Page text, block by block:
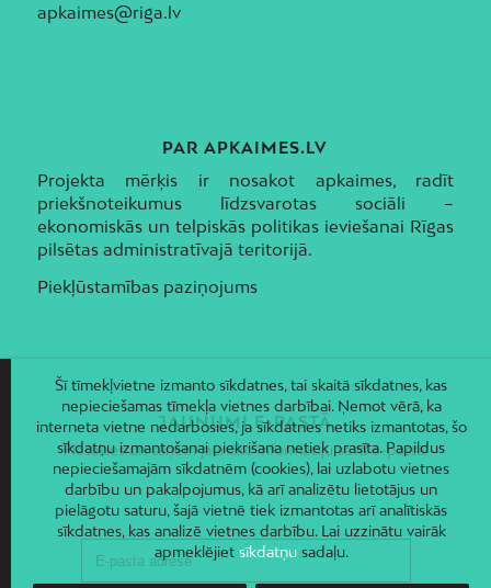
apkaimes@riga.lv
PAR APKAIMES.LV
Projekta mērķis ir nosakot apkaimes, radīt
priekšnoteikumus līdzsvarotas sociāli –
ekonomiskās un telpiskās politikas ieviešanai Rīgas
pilsētas administratīvajā teritorijā.
Piekļūstamības paziņojums
JAUNUMI E-PASTĀ
Piesakies un saņem jaunāko informāciju savā e-pastā!
Šī tīmekļvietne izmanto sīkdatnes, tai skaitā sīkdatnes, kas
nepieciešamas tīmekļa vietnes darbībai. Ņemot vērā, ka
interneta vietne nedarbosies, ja sīkdatnes netiks izmantotas, šo
sīkdatņu izmantošanai piekrišana netiek prasīta. Papildus
nepieciešamajām sīkdatnēm (cookies), lai uzlabotu vietnes
darbību un pakalpojumus, kā arī analizētu lietotājus un
pielāgotu saturu, šajā vietnē tiek izmantotas arī analītiskās
sīkdatnes, kas analizē vietnes darbību. Lai uzzinātu vairāk
apmeklējiet sīkdatņusadaļu.